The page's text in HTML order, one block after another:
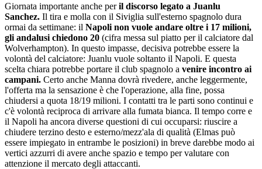
Giornata importante anche peril discorso legato a Juanlu
Sanchez. Il tira e molla con il Siviglia sull'esterno spagnolo dura
ormai da settimane: il Napoli non vuole andare oltre i 17 milioni,
gli andalusi chiedono 20 (cifra messa sul piatto per il calciatore dal
Wolverhampton). In questo impasse, decisiva potrebbe essere la
volontà del calciatore: Juanlu vuole soltanto il Napoli. E questa
scelta chiara potrebbe portare il club spagnolo a venire incontro ai
campani. Certo anche Manna dovrà rivedere, anche leggermente,
l'offerta ma la sensazione è che l'operazione, alla fine, possa
chiudersi a quota 18/19 milioni. I contatti tra le parti sono continui e
c'è volontà reciproca di arrivare alla fumata bianca. Il tempo corre e
il Napoli ha ancora diverse questioni di cui occuparsi: riuscire a
chiudere terzino desto e esterno/mezz'ala di qualità (Elmas può
essere impiegato in entrambe le posizioni) in breve darebbe modo ai
vertici azzurri di avere anche spazio e tempo per valutare con
attenzione il mercato degli attaccanti.